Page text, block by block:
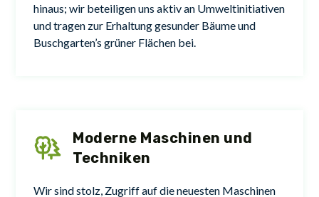
hinaus; wir beteiligen uns aktiv an Umweltinitiativen
und tragen zur Erhaltung gesunder Bäume und
Buschgarten’s grüner Flächen bei.
Moderne Maschinen und
Techniken
Wir sind stolz, Zugriff auf die neuesten Maschinen